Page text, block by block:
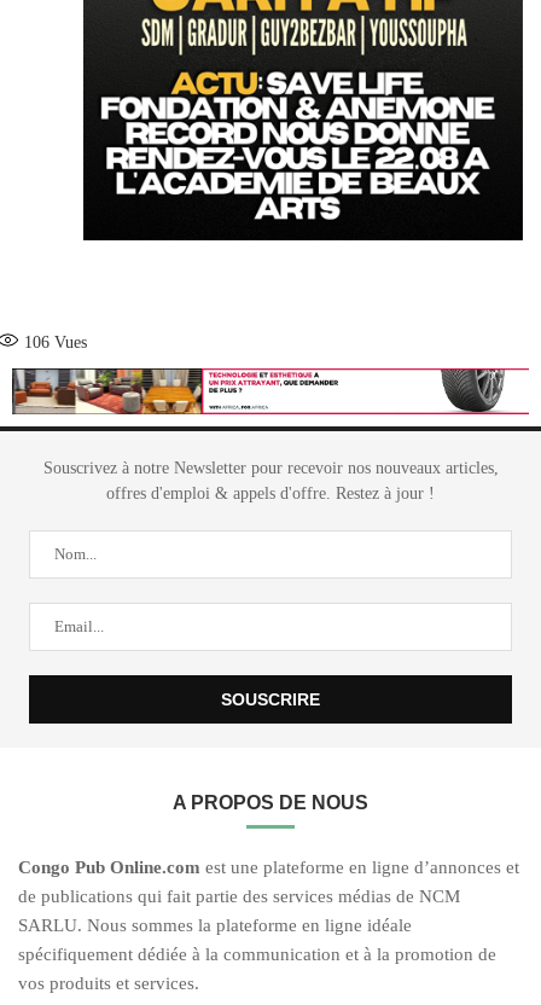
106 Vues
Souscrivez à notre Newsletter pour recevoir nos nouveaux articles,
offres d'emploi & appels d'offre. Restez à jour !
A PROPOS DE NOUS
Congo Pub Online.com est une plateforme en ligne d’annonces et
de publications qui fait partie des services médias de NCM
SARLU. Nous sommes la plateforme en ligne idéale
spécifiquement dédiée à la communication et à la promotion de
vos produits et services.